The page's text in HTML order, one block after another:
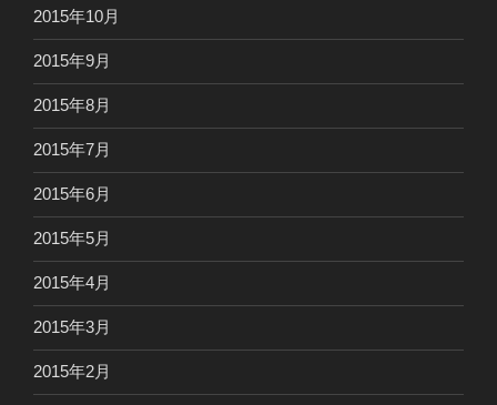
2015年10月
2015年9月
2015年8月
2015年7月
2015年6月
2015年5月
2015年4月
2015年3月
2015年2月